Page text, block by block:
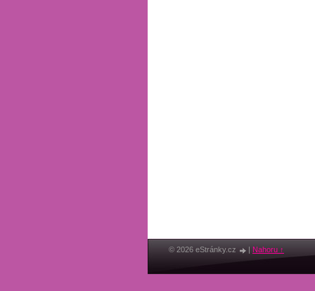
© 2026 eStránky.cz | Nahoru ↑